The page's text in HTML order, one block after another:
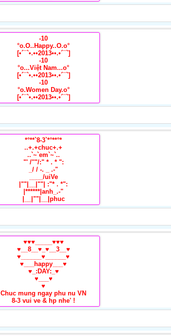
-10
°o.O..Happy..O.o°
[•´¯`•.••2013••.•´¯`]
-10
°o...Việt Nam...o°
[•´¯`•.••2013••.•´¯`]
-10
°o.Women Day.o°
[•´¯`•.••2013••.•´¯`]
*°**`8-3`*°**°*
..+.+chuc+.+
..`~`em`~`..
"' /''"/:" * . * ":
_/ / -. _ .-"
____/uiVe
|""|__|""| :"* . *":
|******|anh_.-"
|__|""|__|phuc
♥♥♥_____♥♥♥
♥__8__♥_♥__3__♥
♥______♥______♥
♥___happy___♥
♥_:DAY:_♥
♥___♥
♥
Chuc mung ngay phu nu VN
8-3 vui ve & hp nhe' !